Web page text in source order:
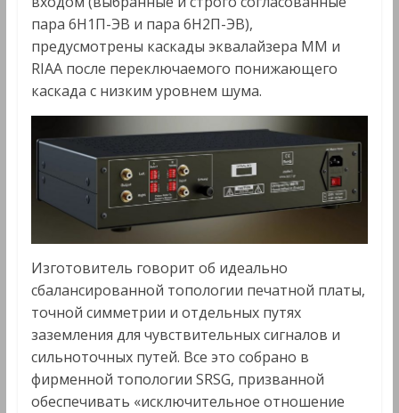
пара 6Н1П-ЭВ и пара 6Н2П-ЭВ),
предусмотрены каскады эквалайзера MM и
RIAA после переключаемого понижающего
каскада с низким уровнем шума.
Изготовитель говорит об идеально
сбалансированной топологии печатной платы,
точной симметрии и отдельных путях
заземления для чувствительных сигналов и
сильноточных путей. Все это собрано в
фирменной топологии SRSG, призванной
обеспечивать «исключительное отношение